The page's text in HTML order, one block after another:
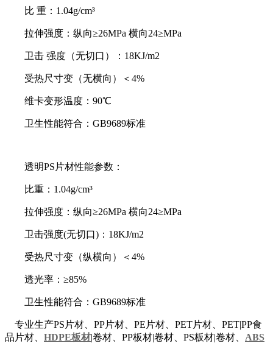
比 重：1.04g/cm³
拉伸强度：纵向≥26MPa 横向24≥MPa
卫击 强度（无切口）：18KJ/m2
受热尺寸变（无横向）＜4%
维卡变形温度：90℃
卫生性能符合：GB9689标准
透明PS片材性能参数：
比重：1.04g/cm³
拉伸强度：纵向≥26MPa 横向24≥MPa
卫击强度(无切口)：18KJ/m2
受热尺寸变（纵横向）＜4%
透光率：≥85%
卫生性能符合：GB9689标准
专业生产PS片材、PP片材、PE片材、PET片材、PET|PP食
品片材、 HDPE板材|卷材、PP板材|卷材、PS板材|卷材、 ABS